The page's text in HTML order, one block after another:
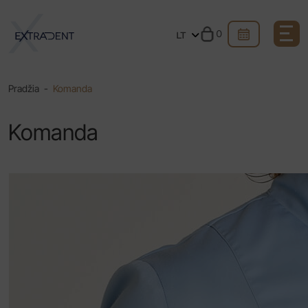
LT 0
Pradžia - Komanda
Komanda